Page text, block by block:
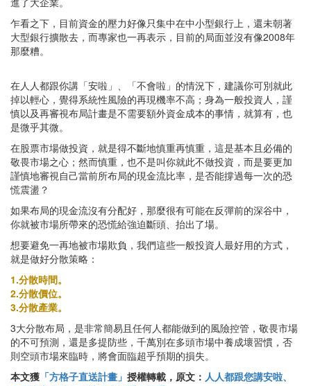
乍看之下，目前資金的壓力好像只集中在中小型銀行上，還未朝著
大型銀行擴散去，而專家也一再表示，目前的局面並沒有像2008年
那麼糟。
在人人都跟你講「安啦」、「不會啦」的情況下，建議你可別就此
掉以輕心，覺得系統性風險的再現機率不高；身為一般投資人，謹
慎以及再審視布局計畫是不需要額外資金成本的事情，就算有，也
是微乎其微。
在股票市場做投資，就是得不斷地慎重再慎重，這是基本且必備的
敬畏市場之心；然而慎重，也不是叫你就此不做投資，而是要更加
謹慎地審視自己當前所布局的現金流比率，是否能撐過每一次的恐
慌震盪？
如果布局的現金流沒有分配好，那麼很有可能在反彈前的深谷中，
你就被市場所帶來的恐慌給強迫斷頭、抬出了場。
想要避免一再地被市場欺負，我們這些一般投資人最好用的方式，
就是做好分散策略：
1.分散時間。
2.分散價位。
3.分散產業。
3大分散布局，是非常簡易且任何人都能做到的風險控管，敬畏市場
的不可預測，還是多提防些，千萬別在多頭市場中養成壞習慣，否
則空頭市場來臨時，將會面臨超乎預期的損失。
本文獲 「方格子直送計畫」 授權轉載，原文： 人人都跟您講安啦、